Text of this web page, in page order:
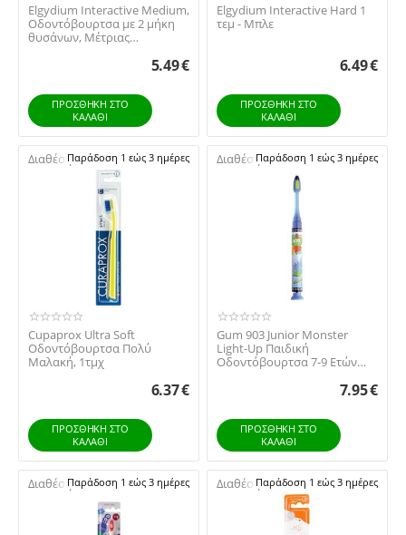
Elgydium Interactive Medium,
Οδοντόβουρτσα με 2 μήκη
θυσάνων, Μέτριας
5.49€
ΠΡΟΣΘΉΚΗ ΣΤΟ
ΚΑΛΆΘΙ
Elgydium Interactive Hard 1
τεμ - Μπλε
6.49€
ΠΡΟΣΘΉΚΗ ΣΤΟ
ΚΑΛΆΘΙ
Διαθέσιμο:Παράδοση 1 εώς 3 ημέρες
Cupaprox Ultra Soft
Οδοντόβουρτσα Πολύ
Μαλακή, 1τμχ
6.37€
ΠΡΟΣΘΉΚΗ ΣΤΟ
ΚΑΛΆΘΙ
Διαθέσιμο:Παράδοση 1 εώς 3 ημέρες
Gum 903 Junior Monster
Light-Up Παιδική
Οδοντόβουρτσα 7-9 Ετών
7.95€
ΠΡΟΣΘΉΚΗ ΣΤΟ
ΚΑΛΆΘΙ
Διαθέσιμο:Παράδοση 1 εώς 3 ημέρες Διαθέσιμο:Παράδοση 1 εώς 3 ημέρες